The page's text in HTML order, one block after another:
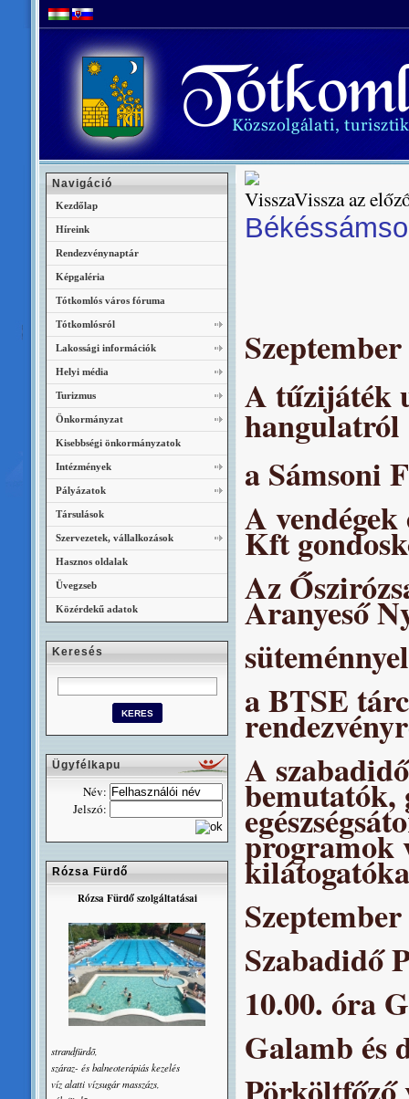
Vissza az
A tűzijáték
hangulatról
a Sámsoni
A
Kft
Az
Aranyeső
a BTSE
A
bemutatók,
programok
Szabadidő
10.00. óra
Galamb és
Navigáció
Kezdőlap
Híreink
Rendezvénynaptár
Képgaléria
Tótkomlós város fóruma
Tótkomlósról
Lakossági információk
Helyi média
Turizmus
Önkormányzat
Kisebbségi önkormányzatok
Intézmények
Pályázatok
Társulások
Szervezetek, vállalkozások
Hasznos oldalak
Üvegzseb
Közérdekű adatok
Keresés
Ügyfélkapu
Név:
Jelszó:
Rózsa Fürdő
Rózsa Fürdő szolgáltatásai
strandfürdõ,
száraz- és balneoterápiás kezelés
víz alatti vízsugár masszázs,